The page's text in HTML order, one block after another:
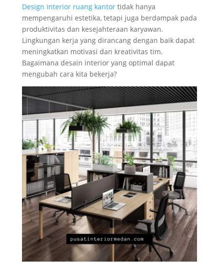
Design interior ruang kantortidak hanya
mempengaruhi estetika, tetapi juga berdampak pada
produktivitas dan kesejahteraan karyawan.
Lingkungan kerja yang dirancang dengan baik dapat
meningkatkan motivasi dan kreativitas tim.
Bagaimana desain interior yang optimal dapat
mengubah cara kita bekerja?